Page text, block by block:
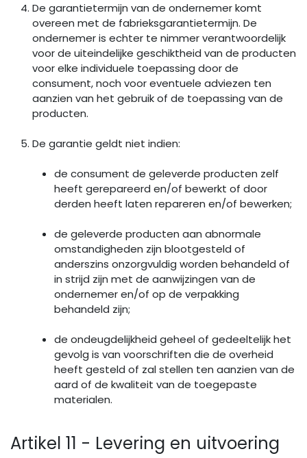
De garantietermijn van de ondernemer komt
overeen met de fabrieksgarantietermijn. De
ondernemer is echter te nimmer verantwoordelijk
voor de uiteindelijke geschiktheid van de producten
voor elke individuele toepassing door de
consument, noch voor eventuele adviezen ten
aanzien van het gebruik of de toepassing van de
producten.
De garantie geldt niet indien:
de consument de geleverde producten zelf
heeft gerepareerd en/of bewerkt of door
derden heeft laten repareren en/of bewerken;
de geleverde producten aan abnormale
omstandigheden zijn blootgesteld of
anderszins onzorgvuldig worden behandeld of
in strijd zijn met de aanwijzingen van de
ondernemer en/of op de verpakking
behandeld zijn;
de ondeugdelijkheid geheel of gedeeltelijk het
gevolg is van voorschriften die de overheid
heeft gesteld of zal stellen ten aanzien van de
aard of de kwaliteit van de toegepaste
materialen.
Artikel 11 - Levering en uitvoering